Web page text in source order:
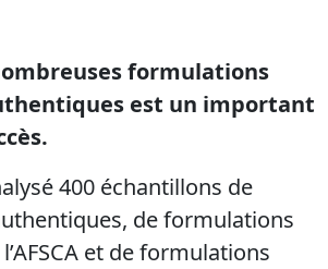
formulations
est un important
400 échantillons de
de formulations
et de formulations